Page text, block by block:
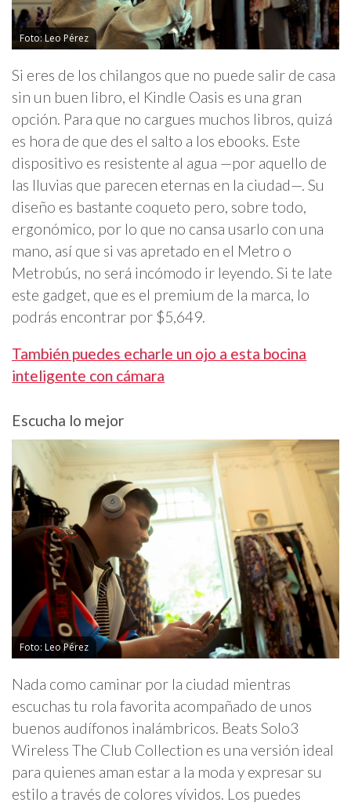
Foto: Leo Pérez
Si eres de los chilangos que no puede salir de casa
sin un buen libro, el Kindle Oasis es una gran
opción. Para que no cargues muchos libros, quizá
es hora de que des el salto a los ebooks. Este
dispositivo es resistente al agua —por aquello de
las lluvias que parecen eternas en la ciudad—. Su
diseño es bastante coqueto pero, sobre todo,
ergonómico, por lo que no cansa usarlo con una
mano, así que si vas apretado en el Metro o
Metrobús, no será incómodo ir leyendo. Si te late
este gadget, que es el premium de la marca, lo
podrás encontrar por $5,649.
También puedes echarle un ojo a esta bocina
inteligente con cámara
Escucha lo mejor
Foto: Leo Pérez
Nada como caminar por la ciudad mientras
escuchas tu rola favorita acompañado de unos
buenos audífonos inalámbricos. Beats Solo3
Wireless The Club Collection es una versión ideal
para quienes aman estar a la moda y expresar su
estilo a través de colores vívidos. Los puedes